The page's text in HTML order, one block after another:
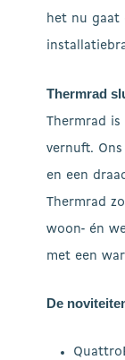
het nu gaat
Thermrad
Thermrad
vernuft.
en een
Thermrad
woon- én
met een
De